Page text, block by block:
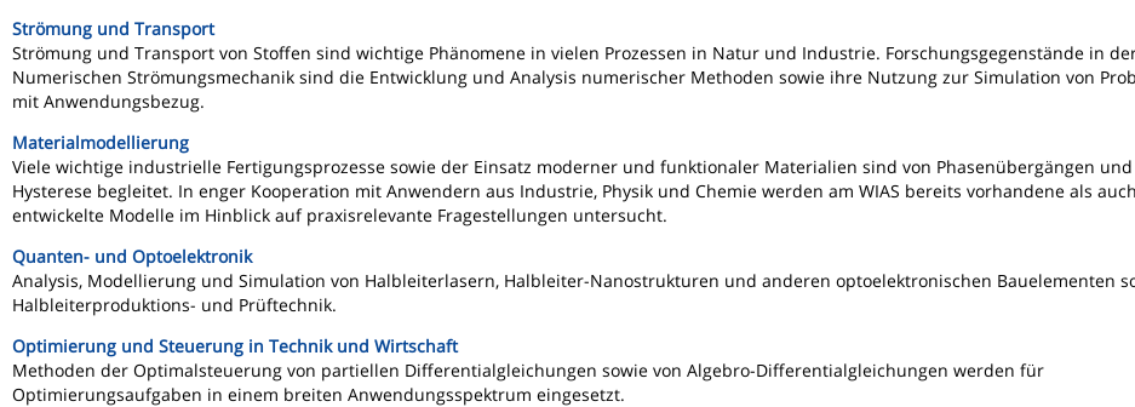
Strömung und Transport
Strömung und Transport von Stoffen sind wichtige Phänomene in vielen Prozessen in Natur und Industrie. Forschungsgegenstände in
Numerischen Strömungsmechanik sind die Entwicklung und Analysis numerischer Methoden sowie ihre Nutzung zur Simulation von
mit Anwendungsbezug.
Materialmodellierung
Viele wichtige industrielle Fertigungsprozesse sowie der Einsatz moderner und funktionaler Materialien sind von Phasenübergängen und
Hysterese begleitet. In enger Kooperation mit Anwendern aus Industrie, Physik und Chemie werden am WIAS bereits vorhandene als
entwickelte Modelle im Hinblick auf praxisrelevante Fragestellungen untersucht.
Quanten- und Optoelektronik
Analysis, Modellierung und Simulation von Halbleiterlasern, Halbleiter-Nanostrukturen und anderen optoelektronischen Bauelementen
Halbleiterproduktions- und Prüftechnik.
Optimierung und Steuerung in Technik und Wirtschaft
Methoden der Optimalsteuerung von partiellen Differentialgleichungen sowie von Algebro-Differentialgleichungen werden für
Optimierungsaufgaben in einem breiten Anwendungsspektrum eingesetzt.